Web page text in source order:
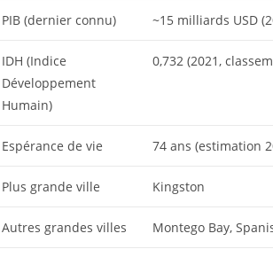
PIB (dernier connu) ~15 milliards USD
IDH (Indice
Développement
Humain)
0,732 (2021,
Espérance de vie 74 ans (estimation
Plus grande ville Kingston
Autres grandes villes Montego Bay,